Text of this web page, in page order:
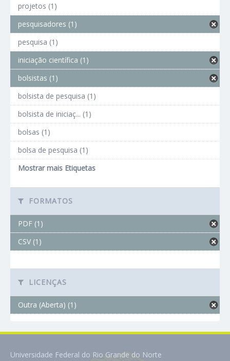
projetos (1)
pesquisadores (1)
pesquisa (1)
iniciação científica (1)
bolsistas (1)
bolsista de pesquisa (1)
bolsista de iniciaç... (1)
bolsas (1)
bolsa de pesquisa (1)
Mostrar mais Etiquetas
FORMATOS
PDF (1)
CSV (1)
LICENÇAS
Outra (Aberta) (1)
Universidade Federal do Rio Grande do Norte